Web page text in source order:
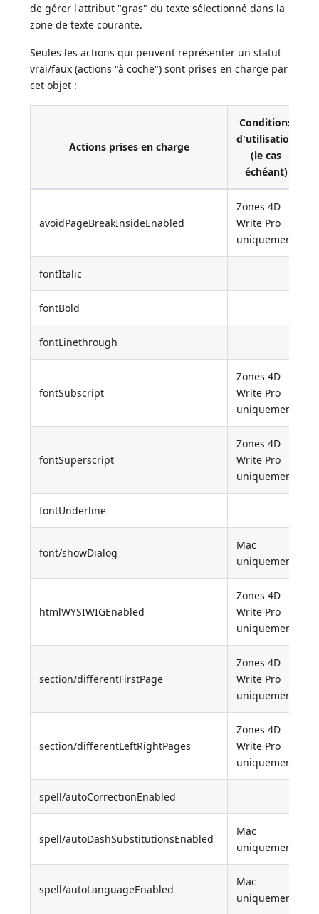
de gérer l'attribut "gras" du texte sélectionné dans la
zone de texte courante.
Seules les actions qui peuvent représenter un statut
vrai/faux (actions "à coche") sont prises en charge par
cet objet :
Actions prises en charge
Conditions
d'utilisation
(le cas
échéant)
avoidPageBreakInsideEnabled
Zones 4D
Write Pro
uniquement
fontItalic
fontBold
fontLinethrough
fontSubscript
Zones 4D
Write Pro
uniquement
fontSuperscript
Zones 4D
Write Pro
uniquement
fontUnderline
font/showDialog
Mac
uniquement
htmlWYSIWIGEnabled
Zones 4D
Write Pro
uniquement
section/differentFirstPage
Zones 4D
Write Pro
uniquement
section/differentLeftRightPages
Zones 4D
Write Pro
uniquement
spell/autoCorrectionEnabled
spell/autoDashSubstitutionsEnabled
Mac
uniquement
spell/autoLanguageEnabled
Mac
uniquement